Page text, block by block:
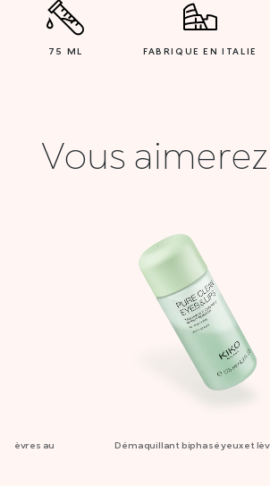
75 ML FABRIQUE EN ITALIE
Vous
lèvres au Démaquillant biphasé yeux et